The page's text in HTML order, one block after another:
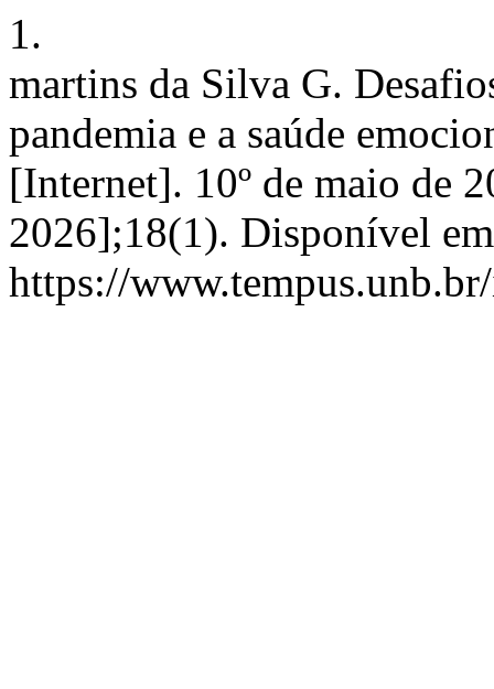
1.
martins da Silva G.
pandemia e a saúde
[Internet]. 10º de maio de
2026];18(1). Disponível
https://